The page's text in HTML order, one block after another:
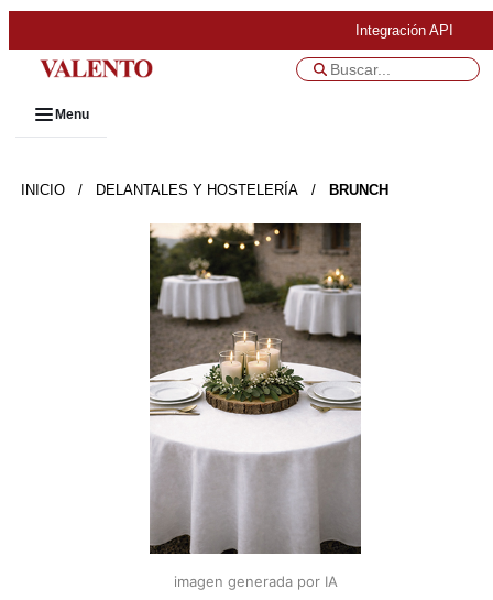
Integración API
Menu
INICIO / DELANTALES Y HOSTELERÍA / BRUNCH
imagen generada por IA